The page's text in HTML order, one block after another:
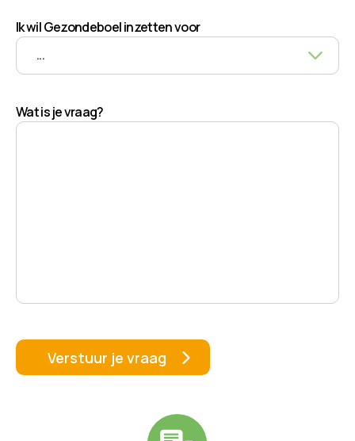
Ik wil Gezondeboel inzetten voor
Wat is je vraag?